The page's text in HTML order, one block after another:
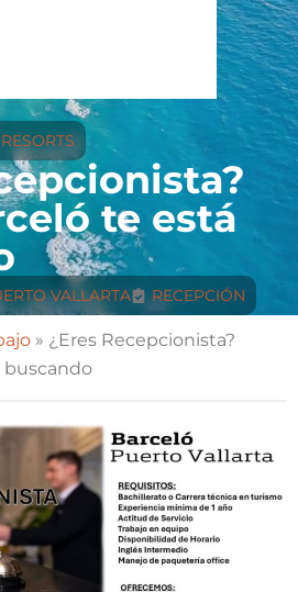
te está
VALLARTA RECEPCIÓN
» ¿Eres Recepcionista?
buscando